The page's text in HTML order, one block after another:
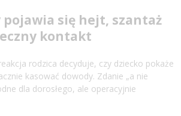
pojawia się hejt, szantaż
kontakt
rodzica decyduje, czy dziecko pokaże
kasować dowody. Zdanie „a nie
dla dorosłego, ale operacyjnie